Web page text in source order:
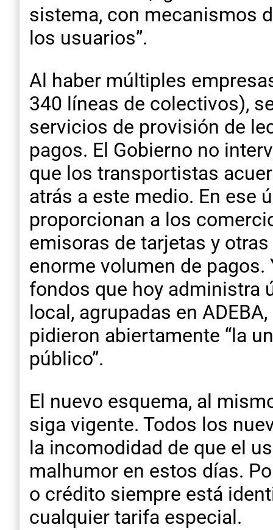
sistema, con mecanismos
los usuarios”.
Al haber múltiples
340 líneas de colectivos),
servicios de provisión de
pagos. El Gobierno no
que los transportistas
atrás a este medio. En ese
proporcionan a los
emisoras de tarjetas y
enorme volumen de
fondos que hoy administra
local, agrupadas en
pidieron abiertamente “la
público”.
El nuevo esquema, al
siga vigente. Todos los
la incomodidad de que el
malhumor en estos días.
o crédito siempre está
cualquier tarifa especial.